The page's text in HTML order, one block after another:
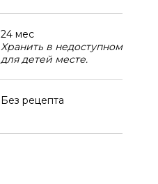
24 мес
Хранить в недоступном
для детей месте.
Без рецепта